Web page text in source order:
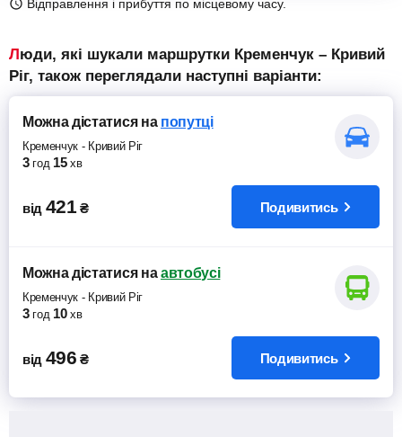
Відправлення і прибуття по місцевому часу.
Люди, які шукали маршрутки Кременчук – Кривий
Ріг, також переглядали наступні варіанти:
Можна дістатисяна попутці
Кременчук - Кривий Ріг
3 год 15 хв
від 421 ₴ Подивитись
Можна дістатисяна автобусі
Кременчук - Кривий Ріг
3 год 10 хв
від 496 ₴ Подивитись